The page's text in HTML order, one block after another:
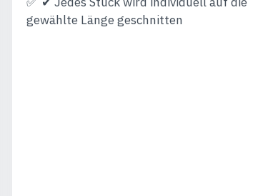
gewählte Länge geschnitten